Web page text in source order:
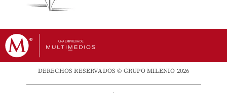
DERECHOS RESERVADOS © GRUPO MILENIO 2026